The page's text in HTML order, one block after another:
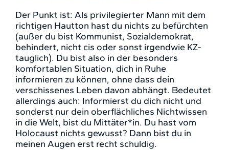
Der Punkt ist: Als privilegierter Mann mit dem
richtigen Hautton hast du nichts zu befürchten
(außer du bist Kommunist, Sozialdemokrat,
behindert, nicht cis oder sonst irgendwie KZ-
tauglich). Du bist also in der besonders
komfortablen Situation, dich in Ruhe
informieren zu können, ohne dass dein
verschissenes Leben davon abhängt. Bedeutet
allerdings auch: Informierst du dich nicht und
sonderst nur dein oberflächliches Nichtwissen
in die Welt, bist du Mittäter*in. Du hast vom
Holocaust nichts gewusst? Dann bist du in
meinen Augen erst recht schuldig.